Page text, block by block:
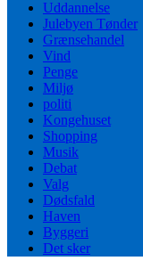
Uddannelse
Julebyen Tønder
Grænsehandel
Vind
Penge
Miljø
politi
Kongehuset
Shopping
Musik
Debat
Valg
Dødsfald
Haven
Byggeri
Det sker